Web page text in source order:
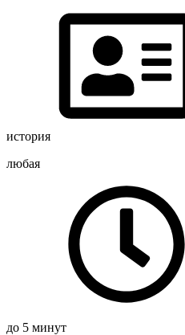
история
любая
до 5 минут